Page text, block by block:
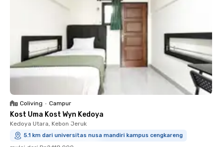
Coliving • Campur
Kost Uma Kost Wyn Kedoya
Kedoya Utara, Kebon Jeruk
5.1 km dari universitas nusa mandiri kampus cengkareng